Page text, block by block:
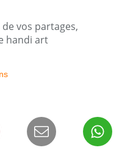
vos partages,
handi art